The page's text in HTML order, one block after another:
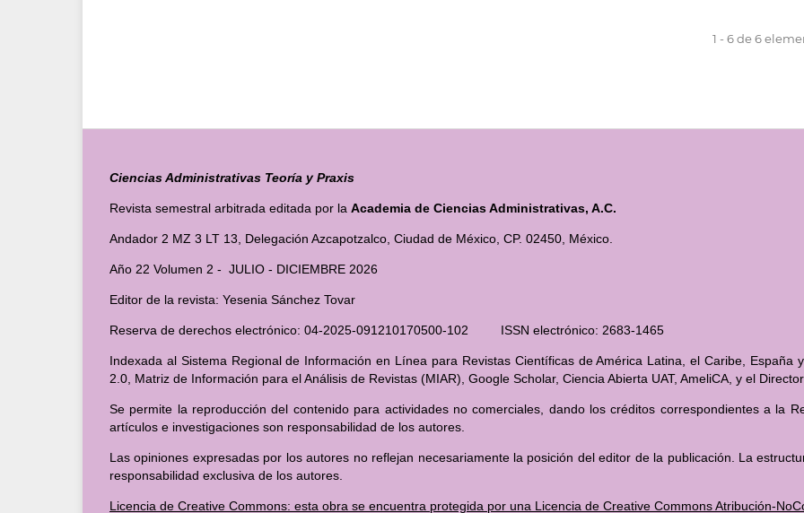
1 - 6 de 6
Ciencias Administrativas Teoría y Praxis
Revista semestral arbitrada editada por la Academia de Ciencias Administrativas, A.C.
Andador 2 MZ 3 LT 13, Delegación Azcapotzalco, Ciudad de México, CP. 02450, México.
Año 22 Volumen 2 - JULIO - DICIEMBRE 2026
Editor de la revista: Yesenia Sánchez Tovar
Reserva de derechos electrónico: 04-2025-091210170500-102 ISSN electrónico: 2683-1465
Indexada al Sistema Regional de Información en Línea para Revistas Científicas de América Latina, el Caribe, España
2.0, Matriz de Información para el Análisis de Revistas (MIAR), Google Scholar, Ciencia Abierta UAT, AmeliCA, y el
Se permite la reproducción del contenido para actividades no comerciales, dando los créditos correspondientes a la
artículos e investigaciones son responsabilidad de los autores.
Las opiniones expresadas por los autores no reflejan necesariamente la posición del editor de la publicación. La
responsabilidad exclusiva de los autores.
Licencia de Creative Commons: esta obra se encuentra protegida por una Licencia de Creative Commons Atribución-